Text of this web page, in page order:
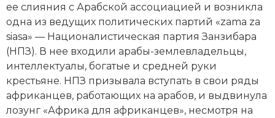
ее слияния с Арабской ассоциацией и возникла
одна из ведущих политических партий «zama za
siasa» — Националистическая партия Занзибара
(НПЗ). В нее входили арабы-землевладельцы,
интеллектуалы, богатые и средней руки
крестьяне. НПЗ призывала вступать в свои ряды
африканцев, работающих на арабов, и выдвинула
лозунг «Африка для африканцев», несмотря на